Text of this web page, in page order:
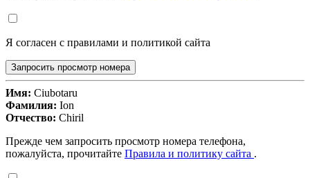
Я согласен с правилами и политикой сайта
Запросить просмотр номера
Имя: Ciubotaru
Фамилия: Ion
Отчество: Chiril
Прежде чем запросить просмотр номера телефона,
пожалуйста, прочитайте Правила и политику сайта .